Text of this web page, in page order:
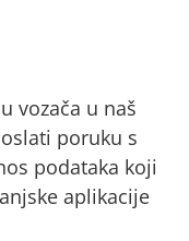
vozača u naš
poruku s
podataka koji
aplikacije